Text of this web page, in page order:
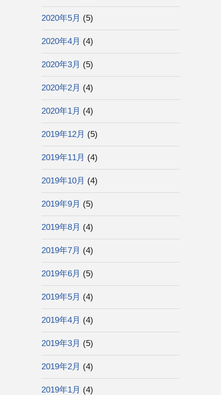
2020年5月 (5)
2020年4月 (4)
2020年3月 (5)
2020年2月 (4)
2020年1月 (4)
2019年12月 (5)
2019年11月 (4)
2019年10月 (4)
2019年9月 (5)
2019年8月 (4)
2019年7月 (4)
2019年6月 (5)
2019年5月 (4)
2019年4月 (4)
2019年3月 (5)
2019年2月 (4)
2019年1月 (4)